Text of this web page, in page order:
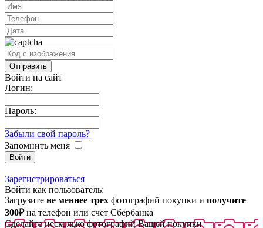
Войти на сайт
Логин:
Пароль:
Забыли свой пароль?
Запомнить меня
Зарегистрироваться
Войти как пользователь:
Загрузите не меннее трех фотографий покупки и получите
300₽на телефон или счет Сбербанка
Сделайте несколько фотографий Вашей покупки